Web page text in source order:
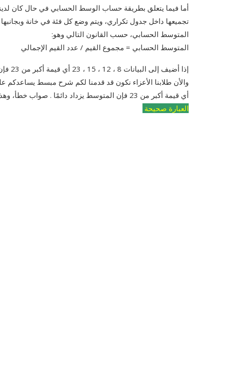
أما فيما يتعلق بطريقة حساب الوسط الحسابي في حال كان
تجميعها داخل جدول تكراري، ويتم وضع كل فئة في خانة
المتوسط الحسابي، حسب القانون التالي وهو:
المتوسط الحسابي = مجموع القيم / عدد القيم الإجمالي
إذا أضيف إلى البيانات 8 ، 12 ، 15 ، 23 أي قيمة أكبر من 23 فإن المتوسط يزداد دائمًا . صواب خطأ
أي قيمة أكبر من 23 فإن المتوسط يزداد دائمًا . صواب خطأ، وهذا السؤال يأتي شكل صح أو خطأ، وتكون ا
العبارة صحيحة